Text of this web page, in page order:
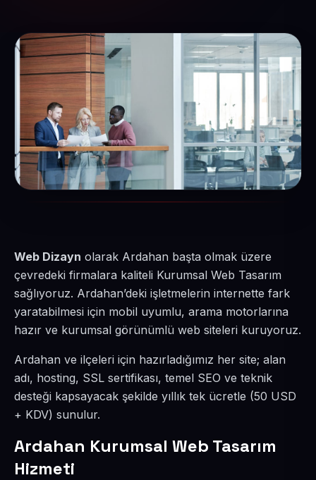
Web Dizayn olarak Ardahan başta olmak üzere
çevredeki firmalara kaliteli Kurumsal Web Tasarım
sağlıyoruz. Ardahan’deki işletmelerin internette fark
yaratabilmesi için mobil uyumlu, arama motorlarına
hazır ve kurumsal görünümlü web siteleri kuruyoruz.
Ardahan ve ilçeleri için hazırladığımız her site; alan
adı, hosting, SSL sertifikası, temel SEO ve teknik
desteği kapsayacak şekilde yıllık tek ücretle (50 USD
+ KDV) sunulur.
Ardahan Kurumsal Web Tasarım
Hizmeti